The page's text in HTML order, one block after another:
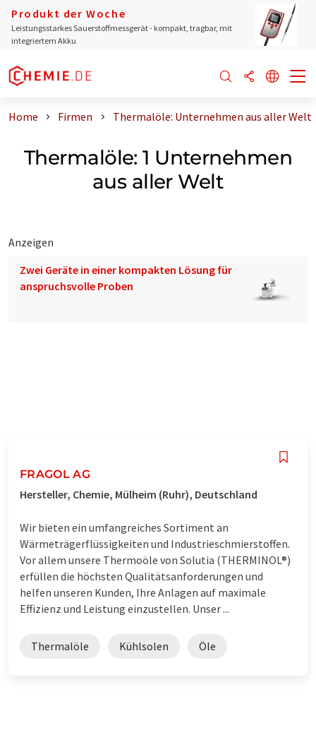
Produkt der Woche
Leistungsstarkes Sauerstoffmessgerät - kompakt, tragbar, mit
integriertem Akku
Home Firmen Thermalöle: Unternehmen aus aller Welt
Thermalöle: 1 Unternehmen
aus aller Welt
Anzeigen
Zwei Geräte in einer kompakten Lösung für
anspruchsvolle Proben
FRAGOL AG
Hersteller, Chemie, Mülheim (Ruhr), Deutschland
Wir bieten ein umfangreiches Sortiment an
Wärmeträgerflüssigkeiten und Industrieschmierstoffen.
Vor allem unsere Thermoöle von Solutia (THERMINOL®)
erfüllen die höchsten Qualitätsanforderungen und
helfen unseren Kunden, Ihre Anlagen auf maximale
Effizienz und Leistung einzustellen. Unser ...
Thermalöle Kühlsolen Öle